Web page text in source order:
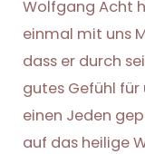
Wolfgang Acht
einmal mit uns
dass er durch
gutes Gefühl
einen Jeden
auf das heilige